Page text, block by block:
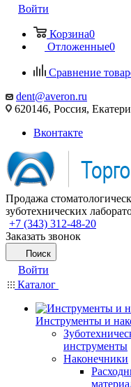
Войти
Корзина0
Отложенные0
Сравнение
dent@averon.ru
620146, Россия,
Вконтакте
Продажа
зуботехнических
+7 (343) 312-48-20
Заказать звонок
Поиск
Войти
Каталог
Инструменты и
инструменты
Наконечники